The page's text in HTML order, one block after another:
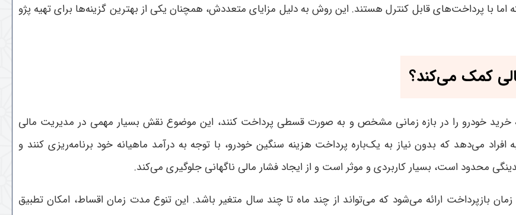
اما با پرداخت‌های قابل کنترل هستند. این روش به دلیل مزایای متعددش، همچنان یکی از بهترین گزینه‌ها برای تهیه پژو
بتوانند هزینه خرید خودرو را در بازه زمانی مشخص و به صورت قسطی پرداخت کنند، این موضوع نقش بسیار مهمی در مدیریت مالی
می‌کند. خرید اقساطی 207 این امکان را به افراد می‌دهد که بدون نیاز به یک‌باره پرداخت هزینه سنگین خودرو، با توجه به درآمد ماهیانه خود برنامه‌ریزی کنند و
محدود است، بسیار کاربردی و موثر است و از ایجاد فشار مالی ناگهانی جلوگیری می‌کند.
بازپرداخت ارائه می‌شود که می‌تواند از چند ماه تا چند سال متغیر باشد. این تنوع مدت زمان اقساط، امکان تطبیق